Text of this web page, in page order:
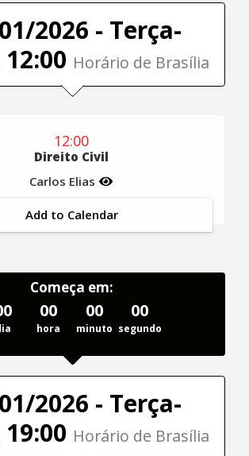
2026 - Terça-
Horário de Brasília
12:00
Direito Civil
Carlos Elias
Add to Calendar
Começa em:
00
hora
00
minuto
00
segundo
2026 - Terça-
Horário de Brasília